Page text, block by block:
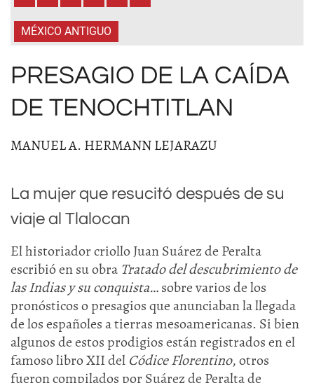
MÉXICO ANTIGUO
PRESAGIO DE LA CAÍDA
DE TENOCHTITLAN
MANUEL A. HERMANN LEJARAZU
La mujer que resucitó después de su
viaje al Tlalocan
El historiador criollo Juan Suárez de Peralta
escribió en su obra Tratado del descubrimiento de
las Indias y su conquista…sobre varios de los
pronósticos o presagios que anunciaban la llegada
de los españoles a tierras mesoamericanas. Si bien
algunos de estos prodigios están registrados en el
famoso libro XII del Códice Florentino, otros
fueron compilados por Suárez de Peralta de